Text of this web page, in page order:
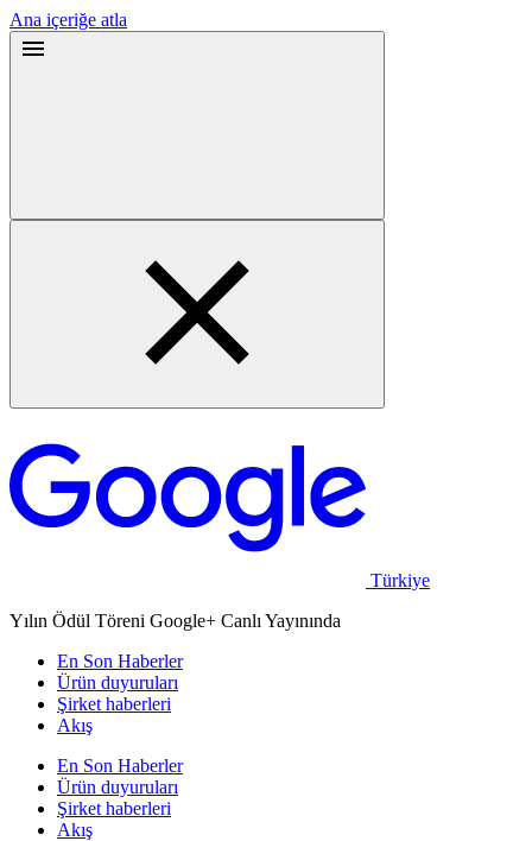
Ana içeriğe atla
Türkiye
Yılın Ödül Töreni Google+ Canlı Yayınında
En Son Haberler
Ürün duyuruları
Şirket haberleri
Akış
En Son Haberler
Ürün duyuruları
Şirket haberleri
Akış